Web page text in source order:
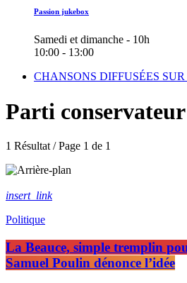
Passion jukebox
Samedi et dimanche - 10h
10:00 - 13:00
CHANSONS DIFFUSÉES
Parti
1 Résultat / Page 1 de 1
insert_link
Politique
La Beauce, simple tremplin
Samuel Poulin dénonce l’idée